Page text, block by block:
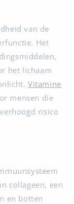
van de
Het
het lichaam
Vitamine
mensen die
risico
collageen, een
en botten